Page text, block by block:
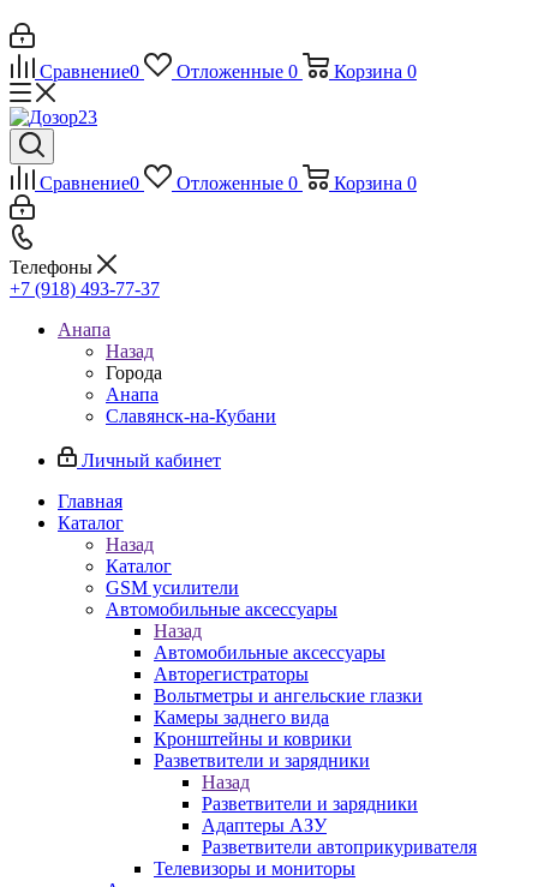
Сравнение0 Отложенные 0 Корзина 0
Сравнение0 Отложенные 0 Корзина 0
Телефоны
+7 (918) 493-77-37
Анапа
Назад
Города
Анапа
Славянск-на-Кубани
Личный кабинет
Главная
Каталог
Назад
Каталог
GSM усилители
Автомобильные аксессуары
Назад
Автомобильные аксессуары
Авторегистраторы
Вольтметры и ангельские глазки
Камеры заднего вида
Кронштейны и коврики
Разветвители и зарядники
Назад
Разветвители и зарядники
Адаптеры АЗУ
Разветвители автоприкуривателя
Телевизоры и мониторы